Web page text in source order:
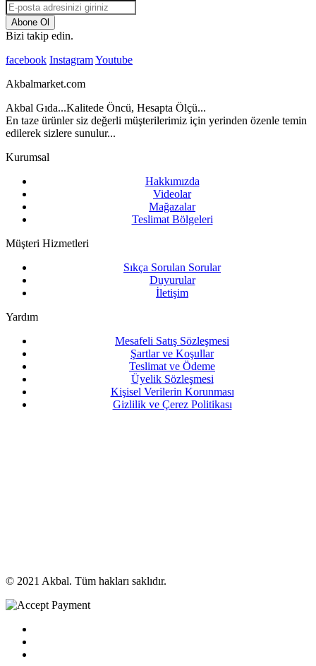
Abone Ol
Bizi takip edin.
facebook InstagramYoutube
Akbalmarket.com
Akbal Gıda...Kalitede Öncü, Hesapta Ölçü...
En taze ürünler siz değerli müşterilerimiz için yerinden özenle temin
edilerek sizlere sunulur...
Kurumsal
Hakkımızda
Videolar
Mağazalar
Teslimat Bölgeleri
Müşteri Hizmetleri
Sıkça Sorulan Sorular
Duyurular
İletişim
Yardım
Mesafeli Satış Sözleşmesi
Şartlar ve Koşullar
Teslimat ve Ödeme
Üyelik Sözleşmesi
Kişisel Verilerin Korunması
Gizlilik ve Çerez Politikası
© 2021 Akbal. Tüm hakları saklıdır.